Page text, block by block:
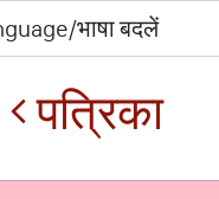
पत्रिका